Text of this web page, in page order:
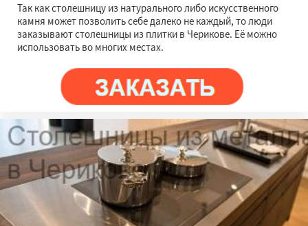
Так как столешницу из натурального либо искусственного
камня может позволить себе далеко не каждый, то люди
заказывают столешницы из плитки в Черикове. Её можно
использовать во многих местах.